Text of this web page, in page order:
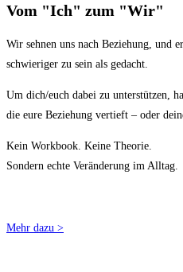
Vom "Ich" zum "Wir"
Wir sehnen uns nach Beziehung, und
schwieriger zu sein als gedacht.
Um dich/euch dabei zu unterstützen,
die eure Beziehung vertieft – oder
Kein Workbook. Keine Theorie.
Sondern echte Veränderung im Alltag.
Mehr dazu >